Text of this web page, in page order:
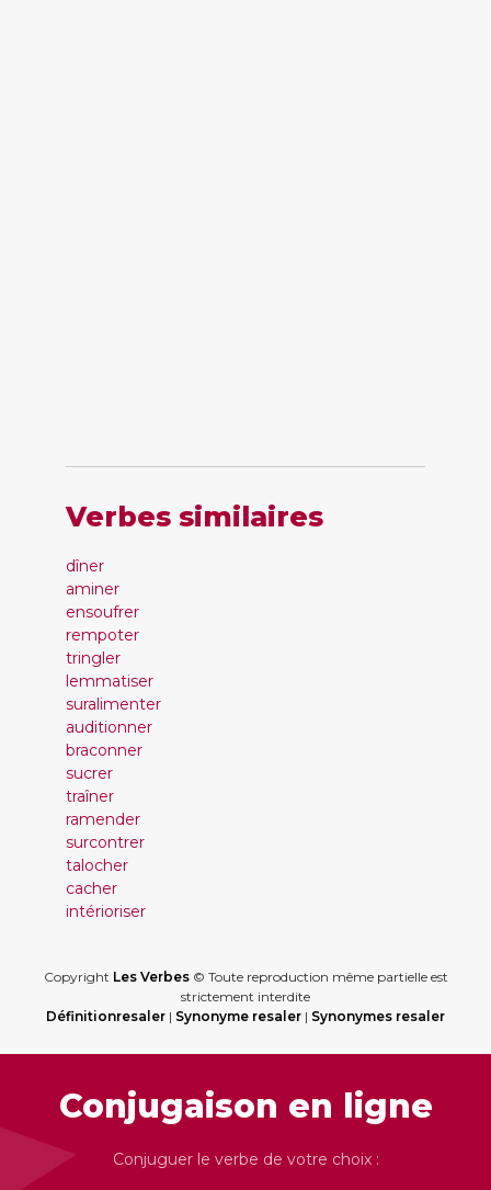
Verbes similaires
dîner
aminer
ensoufrer
rempoter
tringler
lemmatiser
suralimenter
auditionner
braconner
sucrer
traîner
ramender
surcontrer
talocher
cacher
intérioriser
Copyright Les Verbes© Toute reproduction même partielle est
strictement interdite
Définitionresaler | Synonyme resaler | Synonymes resaler
Conjugaison en ligne
Conjuguer le verbe de votre choix :